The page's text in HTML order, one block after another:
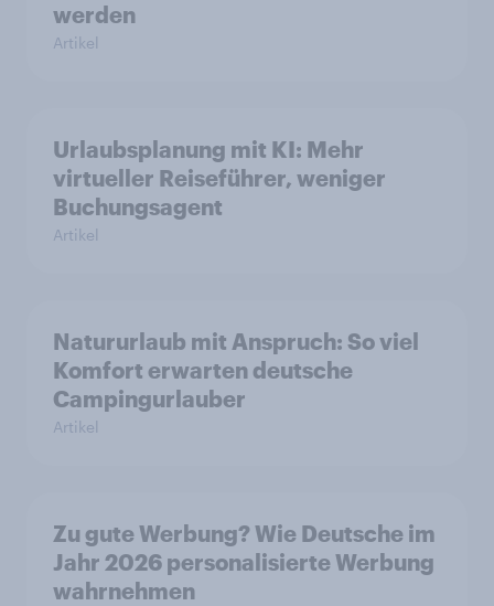
werden
Artikel
Urlaubsplanung mit KI: Mehr
virtueller Reiseführer, weniger
Buchungsagent
Artikel
Natururlaub mit Anspruch: So viel
Komfort erwarten deutsche
Campingurlauber
Artikel
Zu gute Werbung? Wie Deutsche im
Jahr 2026 personalisierte Werbung
wahrnehmen